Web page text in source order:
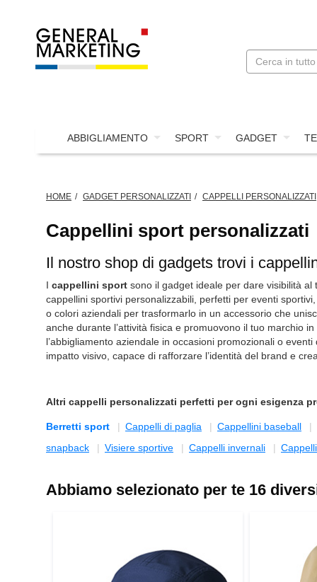
ABBIGLIAMENTO SPORT GADGET
HOME GADGET PERSONALIZZATI CAPPELLI PERSONALIZZATI
Cappellini sport personalizzati
Il nostro shop di gadgets trovi i
I cappellini sport sono il gadget ideale per dare visibilità
cappellini sportivi personalizzabili, perfetti per eventi
o colori aziendali per trasformarlo in un accessorio che
anche durante l’attività fisica e promuovono il tuo marchio
l’abbigliamento aziendale in occasioni promozionali o
impatto visivo, capace di rafforzare l’identità del brand e
Altri cappelli personalizzati perfetti per ogni esigenza
Berretti sport Cappelli di paglia
Cappellini baseball
snapback
Visiere sportive Cappelli invernali
Abbiamo selezionato per te 16